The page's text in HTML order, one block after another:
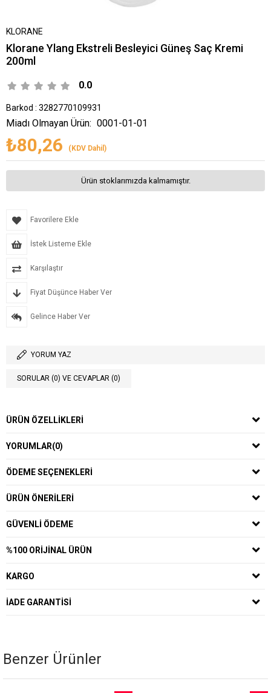
KLORANE
Klorane Ylang Ekstreli Besleyici Güneş Saç Kremi
200ml
0.0
Barkod : 3282770109931
₺80,26 (KDV Dahil)
Miadı Olmayan Ürün: 0001-01-01
Ürün stoklarımızda kalmamıştır.
Favorilere Ekle
İstek Listeme Ekle
Karşılaştır
Fiyat Düşünce Haber Ver
Gelince Haber Ver
YORUM YAZ
SORULAR (0) VE CEVAPLAR (0)
ÜRÜN ÖZELLIKLERI
YORUMLAR(0)
ÖDEME SEÇENEKLERI
ÜRÜN ÖNERILERI
GÜVENLI ÖDEME
%100 ORIJINAL ÜRÜN
KARGO
İADE GARANTISI
Benzer Ürünler